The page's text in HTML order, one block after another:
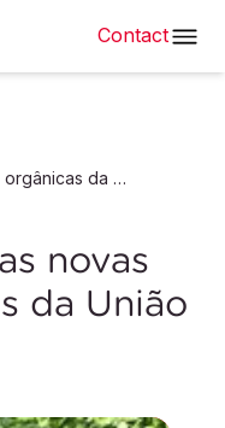
Contact
Prepare-se para as novas normas orgânicas da União Europeia!
novas
da União